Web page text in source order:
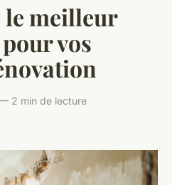
le meilleur
vos
2 min de lecture